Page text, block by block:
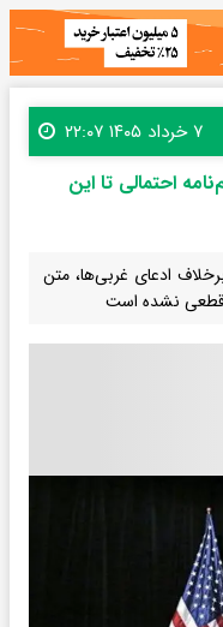
۷ خرداد ۱۴۰۵ ۲۲:۰۷
احتمالی تا این
ادعای غربی‌ها، متن
قطعی نشده است